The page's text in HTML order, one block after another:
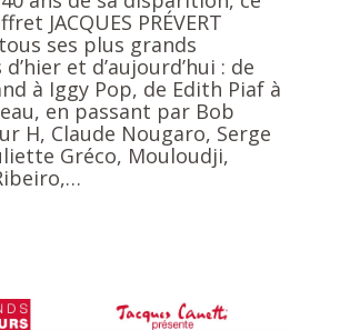
JACQUES PRÉVERT
ses plus grands
et d’aujourd’hui : de
à Iggy Pop, de Edith Piaf à
en passant par Bob
H, Claude Nougaro, Serge
Gréco, Mouloudji,